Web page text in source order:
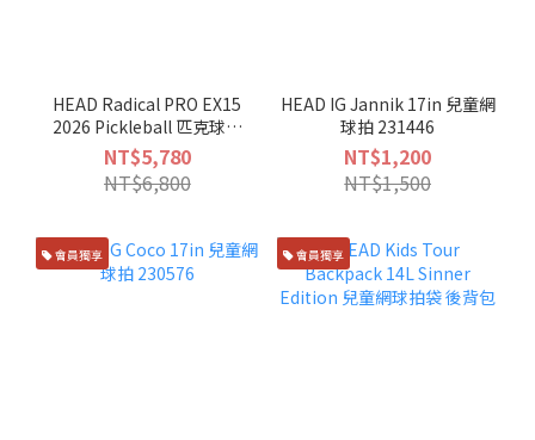
HEAD Radical PRO EX15
2026 Pickleball 匹克球拍
200135
NT$5,780
NT$6,800
HEAD IG Jannik 17in 兒童網
球拍 231446
NT$1,200
NT$1,500
會員獨享 會員獨享